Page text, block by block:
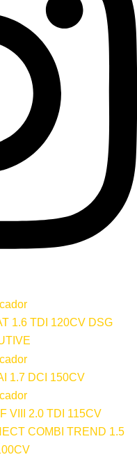
1.6 TDI 120CV DSG
1.7 DCI 150CV
VIII 2.0 TDI 115CV